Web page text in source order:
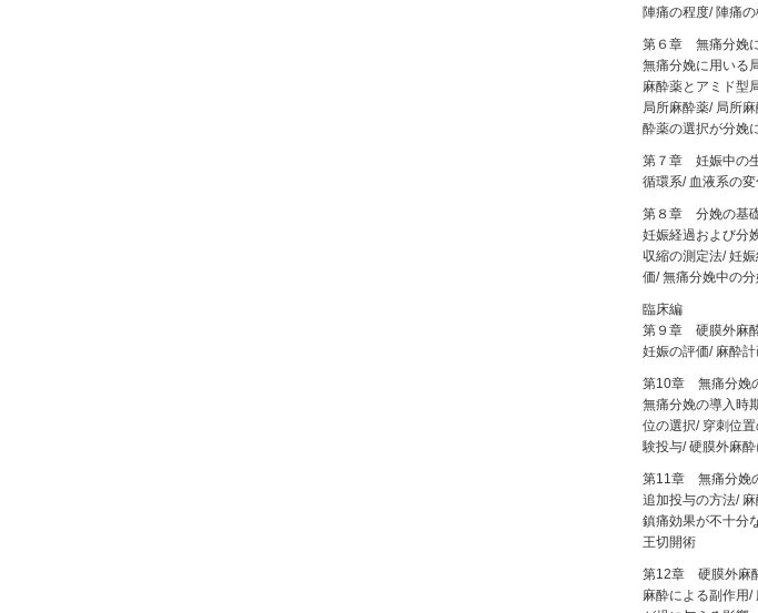
陣痛の程度/ 陣痛
第６章 無痛分娩
無痛分娩に用いる
麻酔薬とアミド型
局所麻酔薬/ 局所
酔薬の選択が分娩
第７章 妊娠中の
循環系/ 血液系の
第８章 分娩の基
妊娠経過および分
収縮の測定法/ 妊
価/ 無痛分娩中の
臨床編
第９章 硬膜外麻
妊娠の評価/ 麻酔
第10章 無痛分娩
無痛分娩の導入時
位の選択/ 穿刺位
験投与/ 硬膜外麻
第11章 無痛分娩
追加投与の方法/
鎮痛効果が不十分
王切開術
第12章 硬膜外麻
麻酔による副作用/